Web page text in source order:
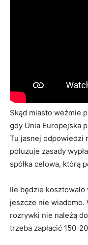
Skąd miasto weźmie
gdy Unia Europejska
Tu jasnej odpowiedzi
poluzuje zasady
spółka celowa, którą
Ile będzie
jeszcze nie wiadomo.
rozrywki nie należą
trzeba zapłacić 150-